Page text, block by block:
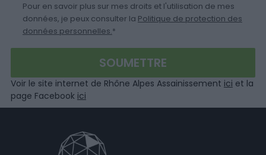
Pour en savoir plus sur mes droits et l'utilisation de mes
données, je peux consulter la Politique de protection des
données personnelles.*
Voir le site internet de Rhône Alpes Assainissement ici et la
page Facebook ici